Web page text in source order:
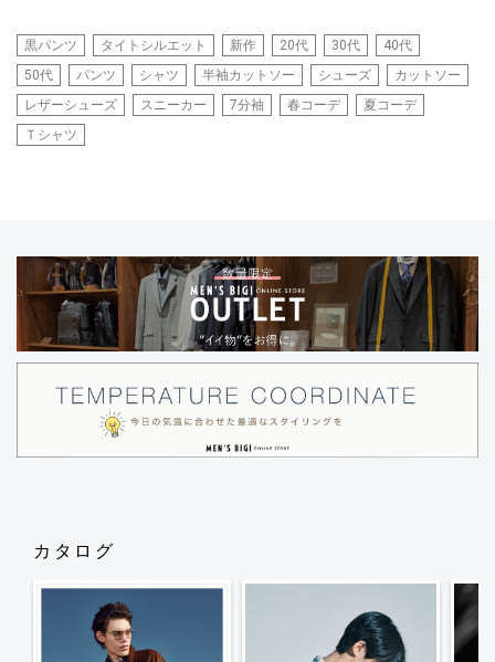
黒パンツ タイトシルエット 新作 20代 30代
40代
50代
パンツ シャツ 半袖カットソー シューズ
カットソー
レザーシューズ
スニーカー 7分袖 春コーデ
夏コーデ
Ｔシャツ
カタログ